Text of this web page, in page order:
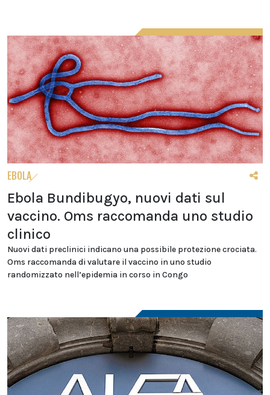
EBOLA
Ebola Bundibugyo, nuovi dati sul
vaccino. Oms raccomanda uno studio
clinico
Nuovi dati preclinici indicano una possibile protezione crociata.
Oms raccomanda di valutare il vaccino in uno studio
randomizzato nell’epidemia in corso in Congo